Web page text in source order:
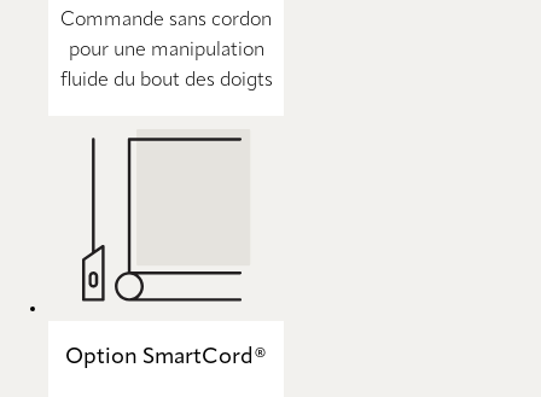
Commande sans cordon
pour une manipulation
fluide du bout des doigts
Option SmartCord®